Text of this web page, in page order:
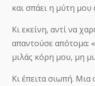
και σπάει η μύτη μου
Κι εκείνη, αντί να
απαντούσε απότομα:
μιλάς κόρη μου, μη
Κι έπειτα σιωπή.